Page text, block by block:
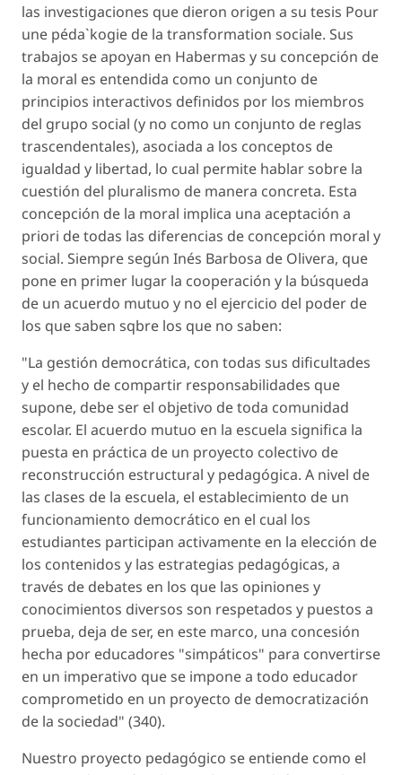
las investigaciones que dieron origen a su tesis Pour
une péda`kogie de la transformation sociale. Sus
trabajos se apoyan en Habermas y su concepción de
la moral es entendida como un conjunto de
principios interactivos definidos por los miembros
del grupo social (y no como un conjunto de reglas
trascendentales), asociada a los conceptos de
igualdad y libertad, lo cual permite hablar sobre la
cuestión del pluralismo de manera concreta. Esta
concepción de la moral implica una aceptación a
priori de todas las diferencias de concepción moral y
social. Siempre según Inés Barbosa de Olivera, que
pone en primer lugar la cooperación y la búsqueda
de un acuerdo mutuo y no el ejercicio del poder de
los que saben sqbre los que no saben:
"La gestión democrática, con todas sus dificultades
y el hecho de compartir responsabilidades que
supone, debe ser el objetivo de toda comunidad
escolar. El acuerdo mutuo en la escuela significa la
puesta en práctica de un proyecto colectivo de
reconstrucción estructural y pedagógica. A nivel de
las clases de la escuela, el establecimiento de un
funcionamiento democrático en el cual los
estudiantes participan activamente en la elección de
los contenidos y las estrategias pedagógicas, a
través de debates en los que las opiniones y
conocimientos diversos son respetados y puestos a
prueba, deja de ser, en este marco, una concesión
hecha por educadores "simpáticos" para convertirse
en un imperativo que se impone a todo educador
comprometido en un proyecto de democratización
de la sociedad" (340).
Nuestro proyecto pedagógico se entiende como el